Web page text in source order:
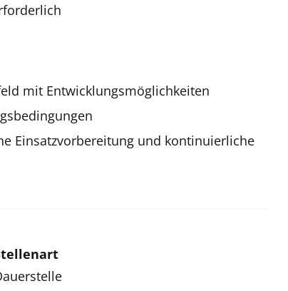
mit Entwicklungsmöglichkeiten
Einsatzvorbereitung und kontinuierliche